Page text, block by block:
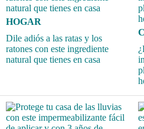
HOGAR
Dile adiós a las ratas y los
ratones con este ingrediente
natural que tienes en casa